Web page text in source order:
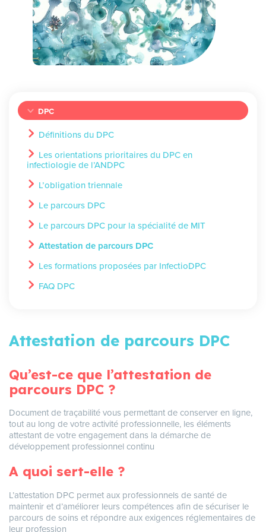
DPC
Définitions du DPC
Les orientations prioritaires du DPC en
infectiologie de l’ANDPC
L’obligation triennale
Le parcours DPC
Le parcours DPC pour la spécialité de MIT
Attestation de parcours DPC
Les formations proposées par InfectioDPC
FAQ DPC
Attestation de parcours DPC
Qu’est-ce que l’attestation de
parcours DPC ?
Document de traçabilité vous permettant de conserver en ligne,
tout au long de votre activité professionnelle, les éléments
attestant de votre engagement dans la démarche de
développement professionnel continu
A quoi sert-elle ?
L’attestation DPC permet aux professionnels de santé de
maintenir et d’améliorer leurs compétences afin de sécuriser le
parcours de soins et répondre aux exigences réglementaires de
leur profession